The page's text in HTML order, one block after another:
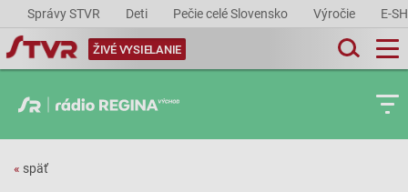
Správy STVR Deti Pečie celé Slovensko Výročie E-
ŽIVÉ VYSIELANIE
« späť